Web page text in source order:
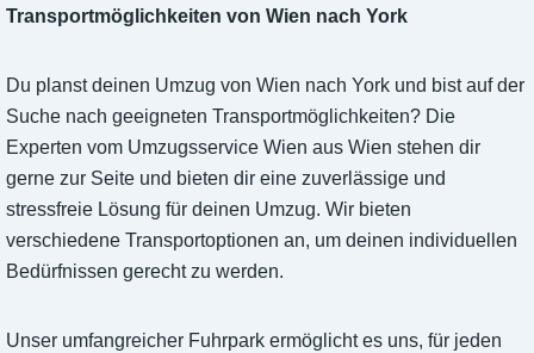
Transportmöglichkeiten von Wien nach York
Du planst deinen Umzug von Wien nach York und bist auf der
Suche nach geeigneten Transportmöglichkeiten? Die
Experten vom Umzugsservice Wien aus Wien stehen dir
gerne zur Seite und bieten dir eine zuverlässige und
stressfreie Lösung für deinen Umzug. Wir bieten
verschiedene Transportoptionen an, um deinen individuellen
Bedürfnissen gerecht zu werden.
Unser umfangreicher Fuhrpark ermöglicht es uns, für jeden